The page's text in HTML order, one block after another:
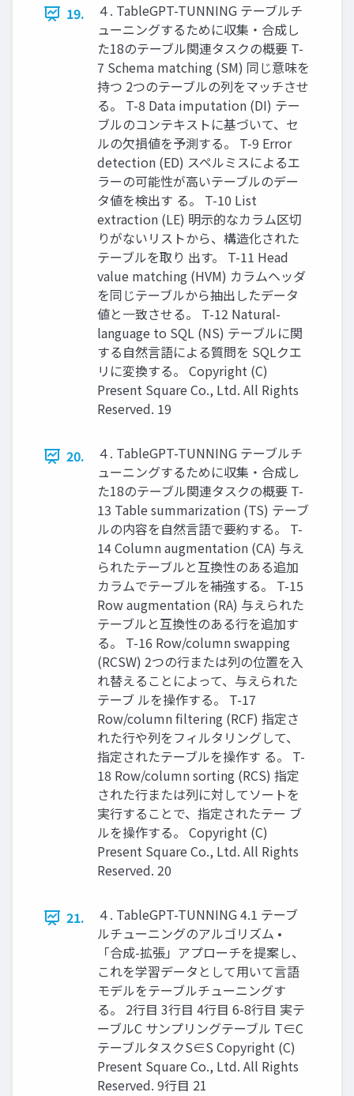
19.
４. TableGPT-TUNNING テーブルチ
ューニングするために収集・合成し
た18のテーブル関連タスクの概要 T-
7 Schema matching (SM) 同じ意味を
持つ 2つのテーブルの列をマッチさせ
る。 T-8 Data imputation (DI) テー
ブルのコンテキストに基づいて、セ
ルの欠損値を予測する。 T-9 Error
detection (ED) スペルミスによるエ
ラーの可能性が高いテーブルのデー
タ値を検出す る。 T-10 List
extraction (LE) 明示的なカラム区切
りがないリストから、構造化された
テーブルを取り 出す。 T-11 Head
value matching (HVM) カラムヘッダ
を同じテーブルから抽出したデータ
値と一致させる。 T-12 Natural-
language to SQL (NS) テーブルに関
する自然言語による質問を SQLクエ
リに変換する。 Copyright (C)
Present Square Co., Ltd. All Rights
Reserved. 19
20.
４. TableGPT-TUNNING テーブルチ
ューニングするために収集・合成し
た18のテーブル関連タスクの概要 T-
13 Table summarization (TS) テーブ
ルの内容を自然言語で要約する。 T-
14 Column augmentation (CA) 与え
られたテーブルと互換性のある追加
カラムでテーブルを補強する。 T-15
Row augmentation (RA) 与えられた
テーブルと互換性のある行を追加す
る。 T-16 Row/column swapping
(RCSW) 2つの行または列の位置を入
れ替えることによって、与えられた
テーブ ルを操作する。 T-17
Row/column filtering (RCF) 指定さ
れた行や列をフィルタリングして、
指定されたテーブルを操作す る。 T-
18 Row/column sorting (RCS) 指定
された行または列に対してソートを
実行することで、指定されたテー ブ
ルを操作する。 Copyright (C)
Present Square Co., Ltd. All Rights
Reserved. 20
21.
４. TableGPT-TUNNING 4.1 テーブ
ルチューニングのアルゴリズム •
「合成-拡張」アプローチを提案し、
これを学習データとして用いて言語
モデルをテーブルチューニングす
る。 2行目 3行目 4行目 6-8行目 実テ
ーブルC サンプリングテーブル T∈C
テーブルタスクS∈S Copyright (C)
Present Square Co., Ltd. All Rights
Reserved. 9行目 21